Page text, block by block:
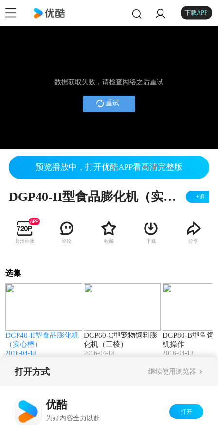
下载APP
数据获取失败，请检查网络之后重试
重试
预览播放中，打开优酷APP看高清完整版
DGP40-II型食品膨化机（实心棒） +追
超清画质 评论 收藏 下载 分享
选集
DGP40-II型食品膨化机
（实心棒）
2016-04-18
DGP60-C型宠物饲料膨
化机（三棱）
2016-04-18
DGP80-B型鱼饲
机操作
2016-04-13
打开方式 继续使用浏览器
优酷
为好内容全力以赴
打开